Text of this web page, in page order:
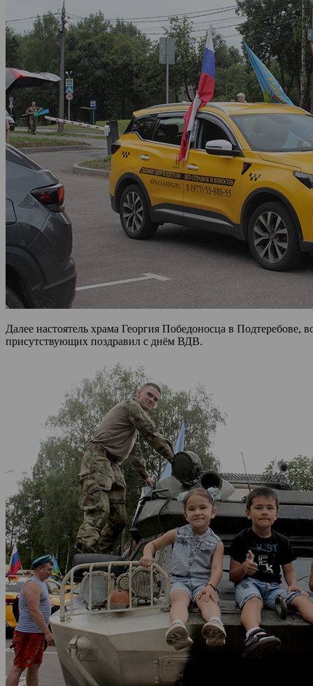
Далее настоятель храма Георгия Победоносца в
присутствующих поздравил с днём ВДВ.